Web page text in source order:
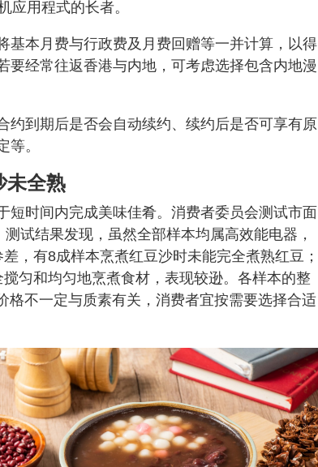
应用程式的长者。
基本月费与行政费及月费回赠等一并计算，以得
经常往返香港与内地，可考虑选择包含内地漫
约到期后是否会自动续约、续约后是否可享有原
。
未全熟
短时间内完成美味佳肴。消费者委员会测试市面
试结果发现，虽然全部样本均属高效能电器，
，有8成样本烹煮红豆沙时未能完全煮熟红豆；
匀和均匀地烹煮食材，表现较逊。各样本的整
不一定与质素有关，消费者宜按需要选择合适